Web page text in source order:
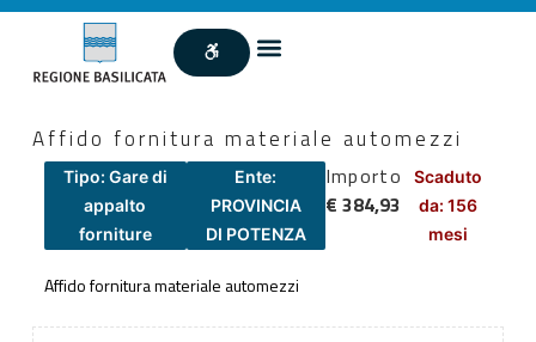
Affido fornitura materiale automezzi
Tipo: Gare di
appalto
forniture
Ente:
PROVINCIA
DI POTENZA
Importo
€ 384,93
Scaduto
da: 156
mesi
Affido fornitura materiale automezzi